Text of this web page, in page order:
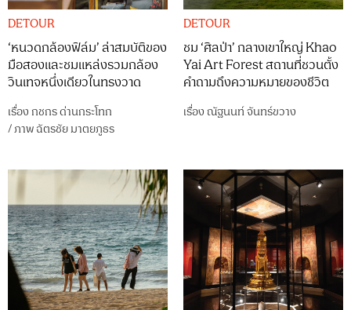
DETOUR
‘หนวดกล้องฟิล์ม’ ล่าสมบัติของ
มือสองและชมแหล่งรวมกล้อง
วินเทจหนึ่งเดียวในทรงวาด
เรื่อง กชกร ด่านกระโทก
/ภาพฉัตรชัย มาตยภูธร
DETOUR
ชม ‘ศิลป่า’ กลางเขาใหญ่ Khao
Yai Art Forest สถานที่ชวนตั้ง
คำถามถึงความหมายของชีวิต
เรื่องณัฐนนท์ จันทร์ขวาง